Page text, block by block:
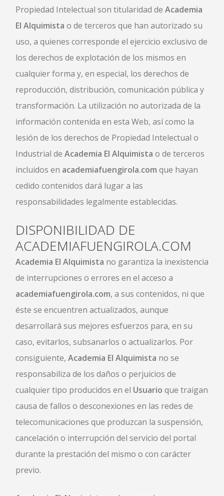
Propiedad Intelectual son titularidad de Academia
El Alquimista o de terceros que han autorizado su
uso, a quienes corresponde el ejercicio exclusivo de
los derechos de explotación de los mismos en
cualquier forma y, en especial, los derechos de
reproducción, distribución, comunicación pública y
transformación. La utilización no autorizada de la
información contenida en esta Web, así como la
lesión de los derechos de Propiedad Intelectual o
Industrial de Academia El Alquimista o de terceros
incluidos en academiafuengirola.com que hayan
cedido contenidos dará lugar a las
responsabilidades legalmente establecidas.
DISPONIBILIDAD DE
ACADEMIAFUENGIROLA.COM
Academia El Alquimista no garantiza la inexistencia
de interrupciones o errores en el acceso a
academiafuengirola.com, a sus contenidos, ni que
éste se encuentren actualizados, aunque
desarrollará sus mejores esfuerzos para, en su
caso, evitarlos, subsanarlos o actualizarlos. Por
consiguiente, Academia El Alquimista no se
responsabiliza de los daños o perjuicios de
cualquier tipo producidos en el Usuario que traigan
causa de fallos o desconexiones en las redes de
telecomunicaciones que produzcan la suspensión,
cancelación o interrupción del servicio del portal
durante la prestación del mismo o con carácter
previo.